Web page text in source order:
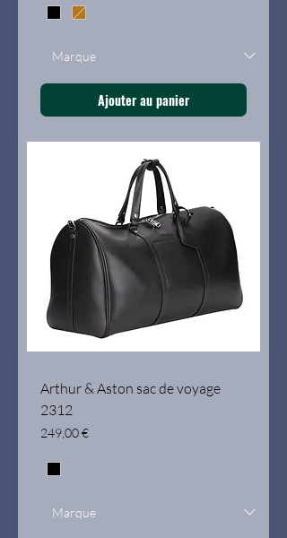
Ajouter au panier
Arthur & Aston sac de voyage
2312
Prix
249,00 €